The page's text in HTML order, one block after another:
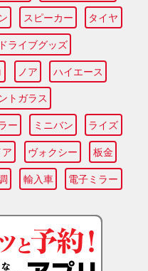
スピーカー タイヤ
ドライブグッズ
ノア ハイエース
トガラス
ー ミニバン ライズ
ヴォクシー 板金
輸入車 電子ミラー